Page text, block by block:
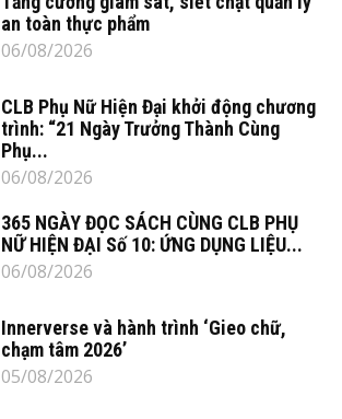
an toàn thực phẩm
06/08/2026
CLB Phụ Nữ Hiện Đại khởi động chương
trình: “21 Ngày Trưởng Thành Cùng
Phụ...
06/08/2026
365 NGÀY ĐỌC SÁCH CÙNG CLB PHỤ
NỮ HIỆN ĐẠI Số 10: ỨNG DỤNG LIỆU...
06/08/2026
Innerverse và hành trình ‘Gieo chữ,
chạm tâm 2026’
05/08/2026